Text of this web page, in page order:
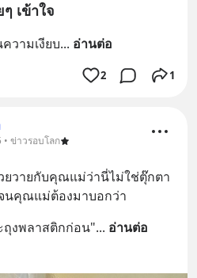
เข้าใจ
วามเงียบ... อ่านต่อ
2 1
• ข่าวรอบโลก
ยวายกับคุณแม่ว่านี่ไม่ใช่ตุ๊กตา
นคุณแม่ต้องมาบอกว่า
ถุงพลาสติกก่อน"... อ่านต่อ